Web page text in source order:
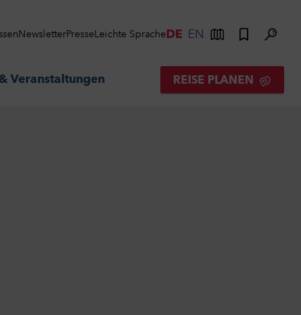
NewsletterPresse Leichte Sprache DE EN
Veranstaltungen REISE PLANEN